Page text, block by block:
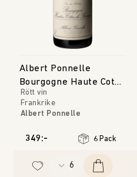
Albert Ponnelle
Bourgogne Haute Cote
de Beaune
Rött vin
Frankrike
Albert Ponnelle
349:- 6 Pack